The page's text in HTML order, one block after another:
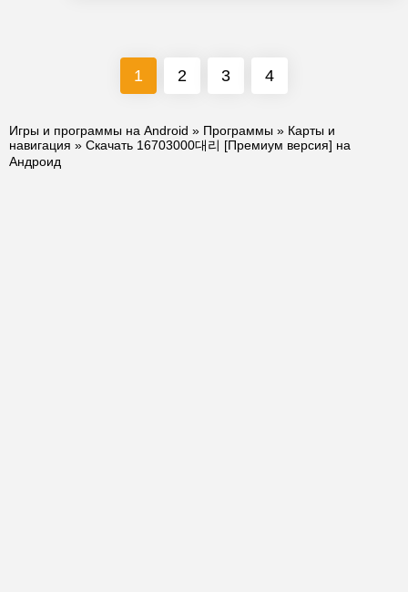
1 2 3 4
Игры и программы на Android » Программы » Карты и
навигация » Скачать 16703000대리 [Премиум версия] на
Андроид